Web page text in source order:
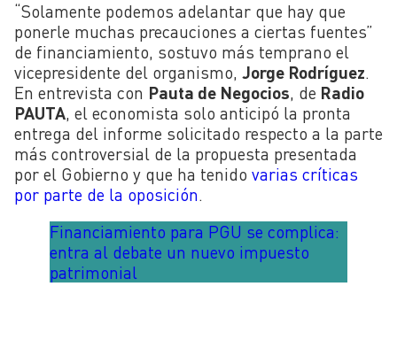
“Solamente podemos adelantar que hay que
ponerle muchas precauciones a ciertas fuentes”
de financiamiento, sostuvo más temprano el
vicepresidente del organismo, Jorge Rodríguez.
En entrevista con Pauta de Negocios, de Radio
PAUTA, el economista solo anticipó la pronta
entrega del informe solicitado respecto a la parte
más controversial de la propuesta presentada
por el Gobierno y que ha tenido varias críticas
por parte de la oposición.
Financiamiento para PGU se complica:
entra al debate un nuevo impuesto
patrimonial